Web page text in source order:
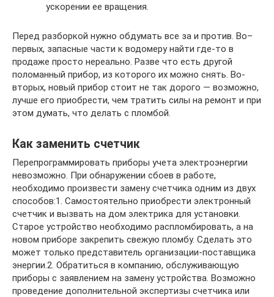
ускорении ее вращения.
Перед разборкой нужно обдумать все за и против. Во–
первых, запасные части к водомеру найти где-то в
продаже просто нереально. Разве что есть другой
поломанный прибор, из которого их можно снять. Во-
вторых, новый прибор стоит не так дорого — возможно,
лучше его приобрести, чем тратить силы на ремонт и при
этом думать, что делать с пломбой.
Как заменить счетчик
Перепрограммировать приборы учета электроэнергии
невозможно. При обнаружении сбоев в работе,
необходимо произвести замену счетчика одним из двух
способов:1. Самостоятельно приобрести электронный
счетчик и вызвать на дом электрика для установки.
Старое устройство необходимо распломбировать, а на
новом приборе закрепить свежую пломбу. Сделать это
может только представитель организации-поставщика
энергии.2. Обратиться в компанию, обслуживающую
приборы с заявлением на замену устройства. Возможно
проведение дополнительной экспертизы счетчика или